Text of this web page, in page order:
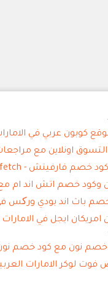
كوبون عربي في
التسوق اونلاين مع
وكود خصم اتش اند ام مع
باث اند بودي ورکس في
امريكان ايجل في
لوكر الامارات